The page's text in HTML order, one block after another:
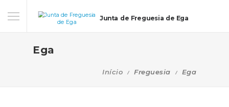
Junta de Freguesia de Ega
Ega
Início Freguesia Ega